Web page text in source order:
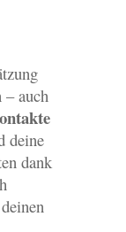
– auch
deine
dank